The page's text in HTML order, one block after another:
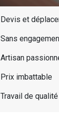
Devis et
Sans
Artisan
Prix imbattable
Travail de qualité